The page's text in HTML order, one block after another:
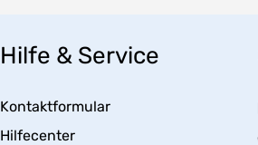
Hilfe & Service
Kontaktformular
Hilfecenter